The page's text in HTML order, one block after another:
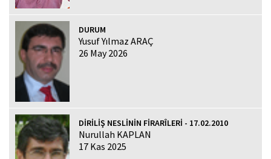
DURUM
Yusuf Yılmaz ARAÇ
26 May 2026
DİRİLİŞ NESLİNİN FİRARÎLERİ - 17.02.2010
Nurullah KAPLAN
17 Kas 2025